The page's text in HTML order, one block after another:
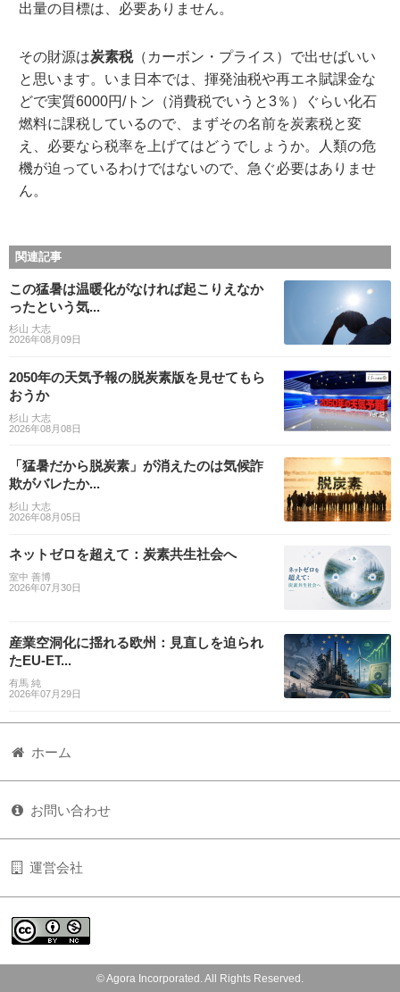
出量の目標は、必要ありません。
その財源は炭素税（カーボン・プライス）で出せばいい
と思います。いま日本では、揮発油税や再エネ賦課金な
どで実質6000円/トン（消費税でいうと3％）ぐらい化石
燃料に課税しているので、まずその名前を炭素税と変
え、必要なら税率を上げてはどうでしょうか。人類の危
機が迫っているわけではないので、急ぐ必要はありませ
ん。
関連記事
この猛暑は温暖化がなければ起こりえなか
ったという気...
杉山 大志
2026年08月09日
2050年の天気予報の脱炭素版を見せてもら
おうか
杉山 大志
2026年08月08日
「猛暑だから脱炭素」が消えたのは気候詐
欺がバレたか...
杉山 大志
2026年08月05日
ネットゼロを超えて：炭素共生社会へ
室中 善博
2026年07月30日
産業空洞化に揺れる欧州：見直しを迫られ
たEU-ET...
有馬 純
2026年07月29日
ホーム
お問い合わせ
運営会社
© Agora Incorporated. All Rights Reserved.